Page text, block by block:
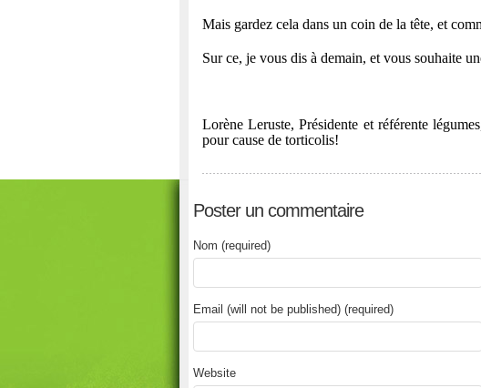
Mais gardez cela dans un coin de la tête, et
Sur ce, je vous dis à demain, et vous souhaite
Lorène Leruste, Présidente et référente
pour cause de torticolis!
Poster un commentaire
Nom (required)
Email (will not be published) (required)
Website